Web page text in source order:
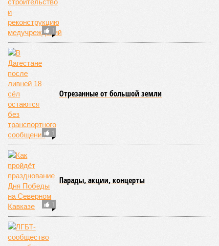
1
1
Отрезанные от большой земли
1
Парады, акции, концерты